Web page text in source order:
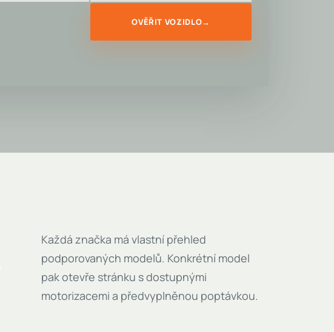
OVĚŘIT VOZIDLO→
Každá značka má vlastní přehled
podporovaných modelů. Konkrétní model
pak otevře stránku s dostupnými
motorizacemi a předvyplněnou poptávkou.